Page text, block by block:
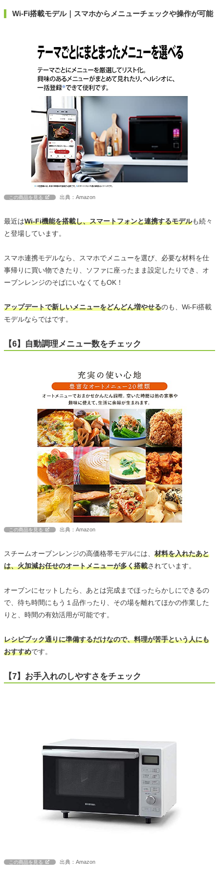
Wi-Fi搭載モデル｜スマホからメニューチェックや操作が可能
この商品を見る 出典：Amazon
最近はWi-Fi機能を搭載し、スマートフォンと連携するモデルも続々
と登場しています。
スマホ連携モデルなら、スマホでメニューを選び、必要な材料を仕
事帰りに買い物できたり、ソファに座ったまま設定したりでき、オ
ーブンレンジのそばにいなくてもOK！
アップデートで新しいメニューをどんどん増やせるのも、Wi-Fi搭載
モデルならではです。
【6】自動調理メニュー数をチェック
この商品を見る 出典：Amazon
スチームオーブンレンジの高価格帯モデルには、 材料を入れたあと
は、火加減お任せのオートメニューが多く搭載されています。
オーブンにセットしたら、あとは完成までほったらかしにできるの
で、待ち時間にもう１品作ったり、その場を離れてほかの作業した
りと、時間の有効活用が可能です。
レシピブック通りに準備するだけなので、料理が苦手という人にも
おすすめです。
【7】お手入れのしやすさをチェック
この商品を見る 出典：Amazon